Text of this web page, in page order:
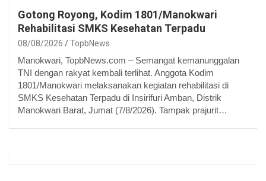
Gotong Royong, Kodim 1801/Manokwari
Rehabilitasi SMKS Kesehatan Terpadu
08/08/2026 TopbNews
Manokwari, TopbNews.com – Semangat kemanunggalan
TNI dengan rakyat kembali terlihat. Anggota Kodim
1801/Manokwari melaksanakan kegiatan rehabilitasi di
SMKS Kesehatan Terpadu di Insirifuri Amban, Distrik
Manokwari Barat, Jumat (7/8/2026). Tampak prajurit…